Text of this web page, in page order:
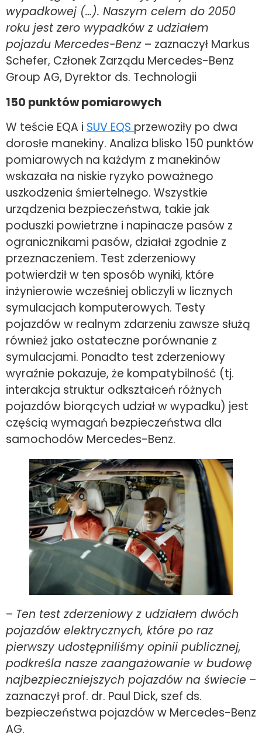
wypadkowej (…). Naszym celem do 2050
roku jest zero wypadków z udziałem
pojazdu Mercedes-Benz – zaznaczył Markus
Schefer, Członek Zarządu Mercedes-Benz
Group AG, Dyrektor ds. Technologii
150 punktów pomiarowych
W teście EQA i SUV EQS przewoziły po dwa
dorosłe manekiny. Analiza blisko 150 punktów
pomiarowych na każdym z manekinów
wskazała na niskie ryzyko poważnego
uszkodzenia śmiertelnego. Wszystkie
urządzenia bezpieczeństwa, takie jak
poduszki powietrzne i napinacze pasów z
ogranicznikami pasów, działał zgodnie z
przeznaczeniem. Test zderzeniowy
potwierdził w ten sposób wyniki, które
inżynierowie wcześniej obliczyli w licznych
symulacjach komputerowych. Testy
pojazdów w realnym zdarzeniu zawsze służą
również jako ostateczne porównanie z
symulacjami. Ponadto test zderzeniowy
wyraźnie pokazuje, że kompatybilność (tj.
interakcja struktur odkształceń różnych
pojazdów biorących udział w wypadku) jest
częścią wymagań bezpieczeństwa dla
samochodów Mercedes-Benz.
– Ten test zderzeniowy z udziałem dwóch
pojazdów elektrycznych, które po raz
pierwszy udostępniliśmy opinii publicznej,
podkreśla nasze zaangażowanie w budowę
najbezpieczniejszych pojazdów na świecie –
zaznaczył prof. dr. Paul Dick, szef ds.
bezpieczeństwa pojazdów w Mercedes-Benz
AG.